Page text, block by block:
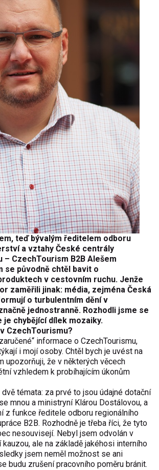
teď bývalým ředitelem odboru
a vztahy České centrály
– CzechTourism B2B Alešem
se původně chtěl bavit o
v cestovním ruchu. Jenže
zaměřili jinak: média, zejména Česká
o turbulentním dění v
jednostranně. Rozhodli jsme se
je chybějící dílek mozaiky.
CzechTourismu?
informace o CzechTourismu,
i mojí osoby. Chtěl bych je uvést na
upozorňuji, že v některých věcech
vzhledem k probíhajícím úkonům
témata: za prvé to jsou údajné dotační
mnou a ministryní Klárou Dostálovou, a
z funkce ředitele odboru regionálního
B2B. Rozhodně je třeba říci, že tyto
nesouvisejí. Nebyl jsem odvolán v
ale na základě jakéhosi interního
jsem neměl možnost se ani
budu zrušení pracovního poměru bránit.